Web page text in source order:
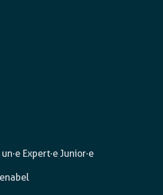
Expert·e Junior·e